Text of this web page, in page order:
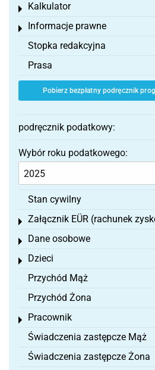
Kalkulator
Toggle menu
Informacje prawne
Toggle menu
Stopka redakcyjna
Prasa
Pobierz bezpłatny podręcznik
podręcznik podatkowy:
Wybór roku podatkowego:
Stan cywilny
Załącznik EÜR (rachunek
Toggle menu
Dane osobowe
Toggle menu
Dzieci
Toggle menu
Przychód Mąż
Przychód Żona
Pracownik
Toggle menu
Świadczenia zastępcze Mąż
Świadczenia zastępcze Żona